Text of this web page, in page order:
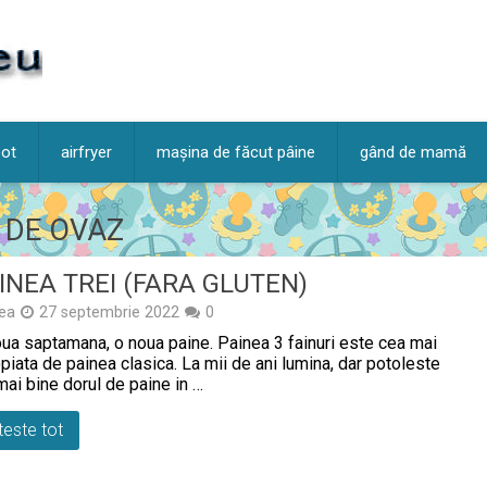
airfryer mașina de făcut pâine gând de mamă
OVAZ
TREI (FARA GLUTEN)
27 septembrie 2022 0
saptamana, o noua paine. Painea 3 fainuri este cea mai
de painea clasica. La mii de ani lumina, dar potoleste
bine dorul de paine in …
tot